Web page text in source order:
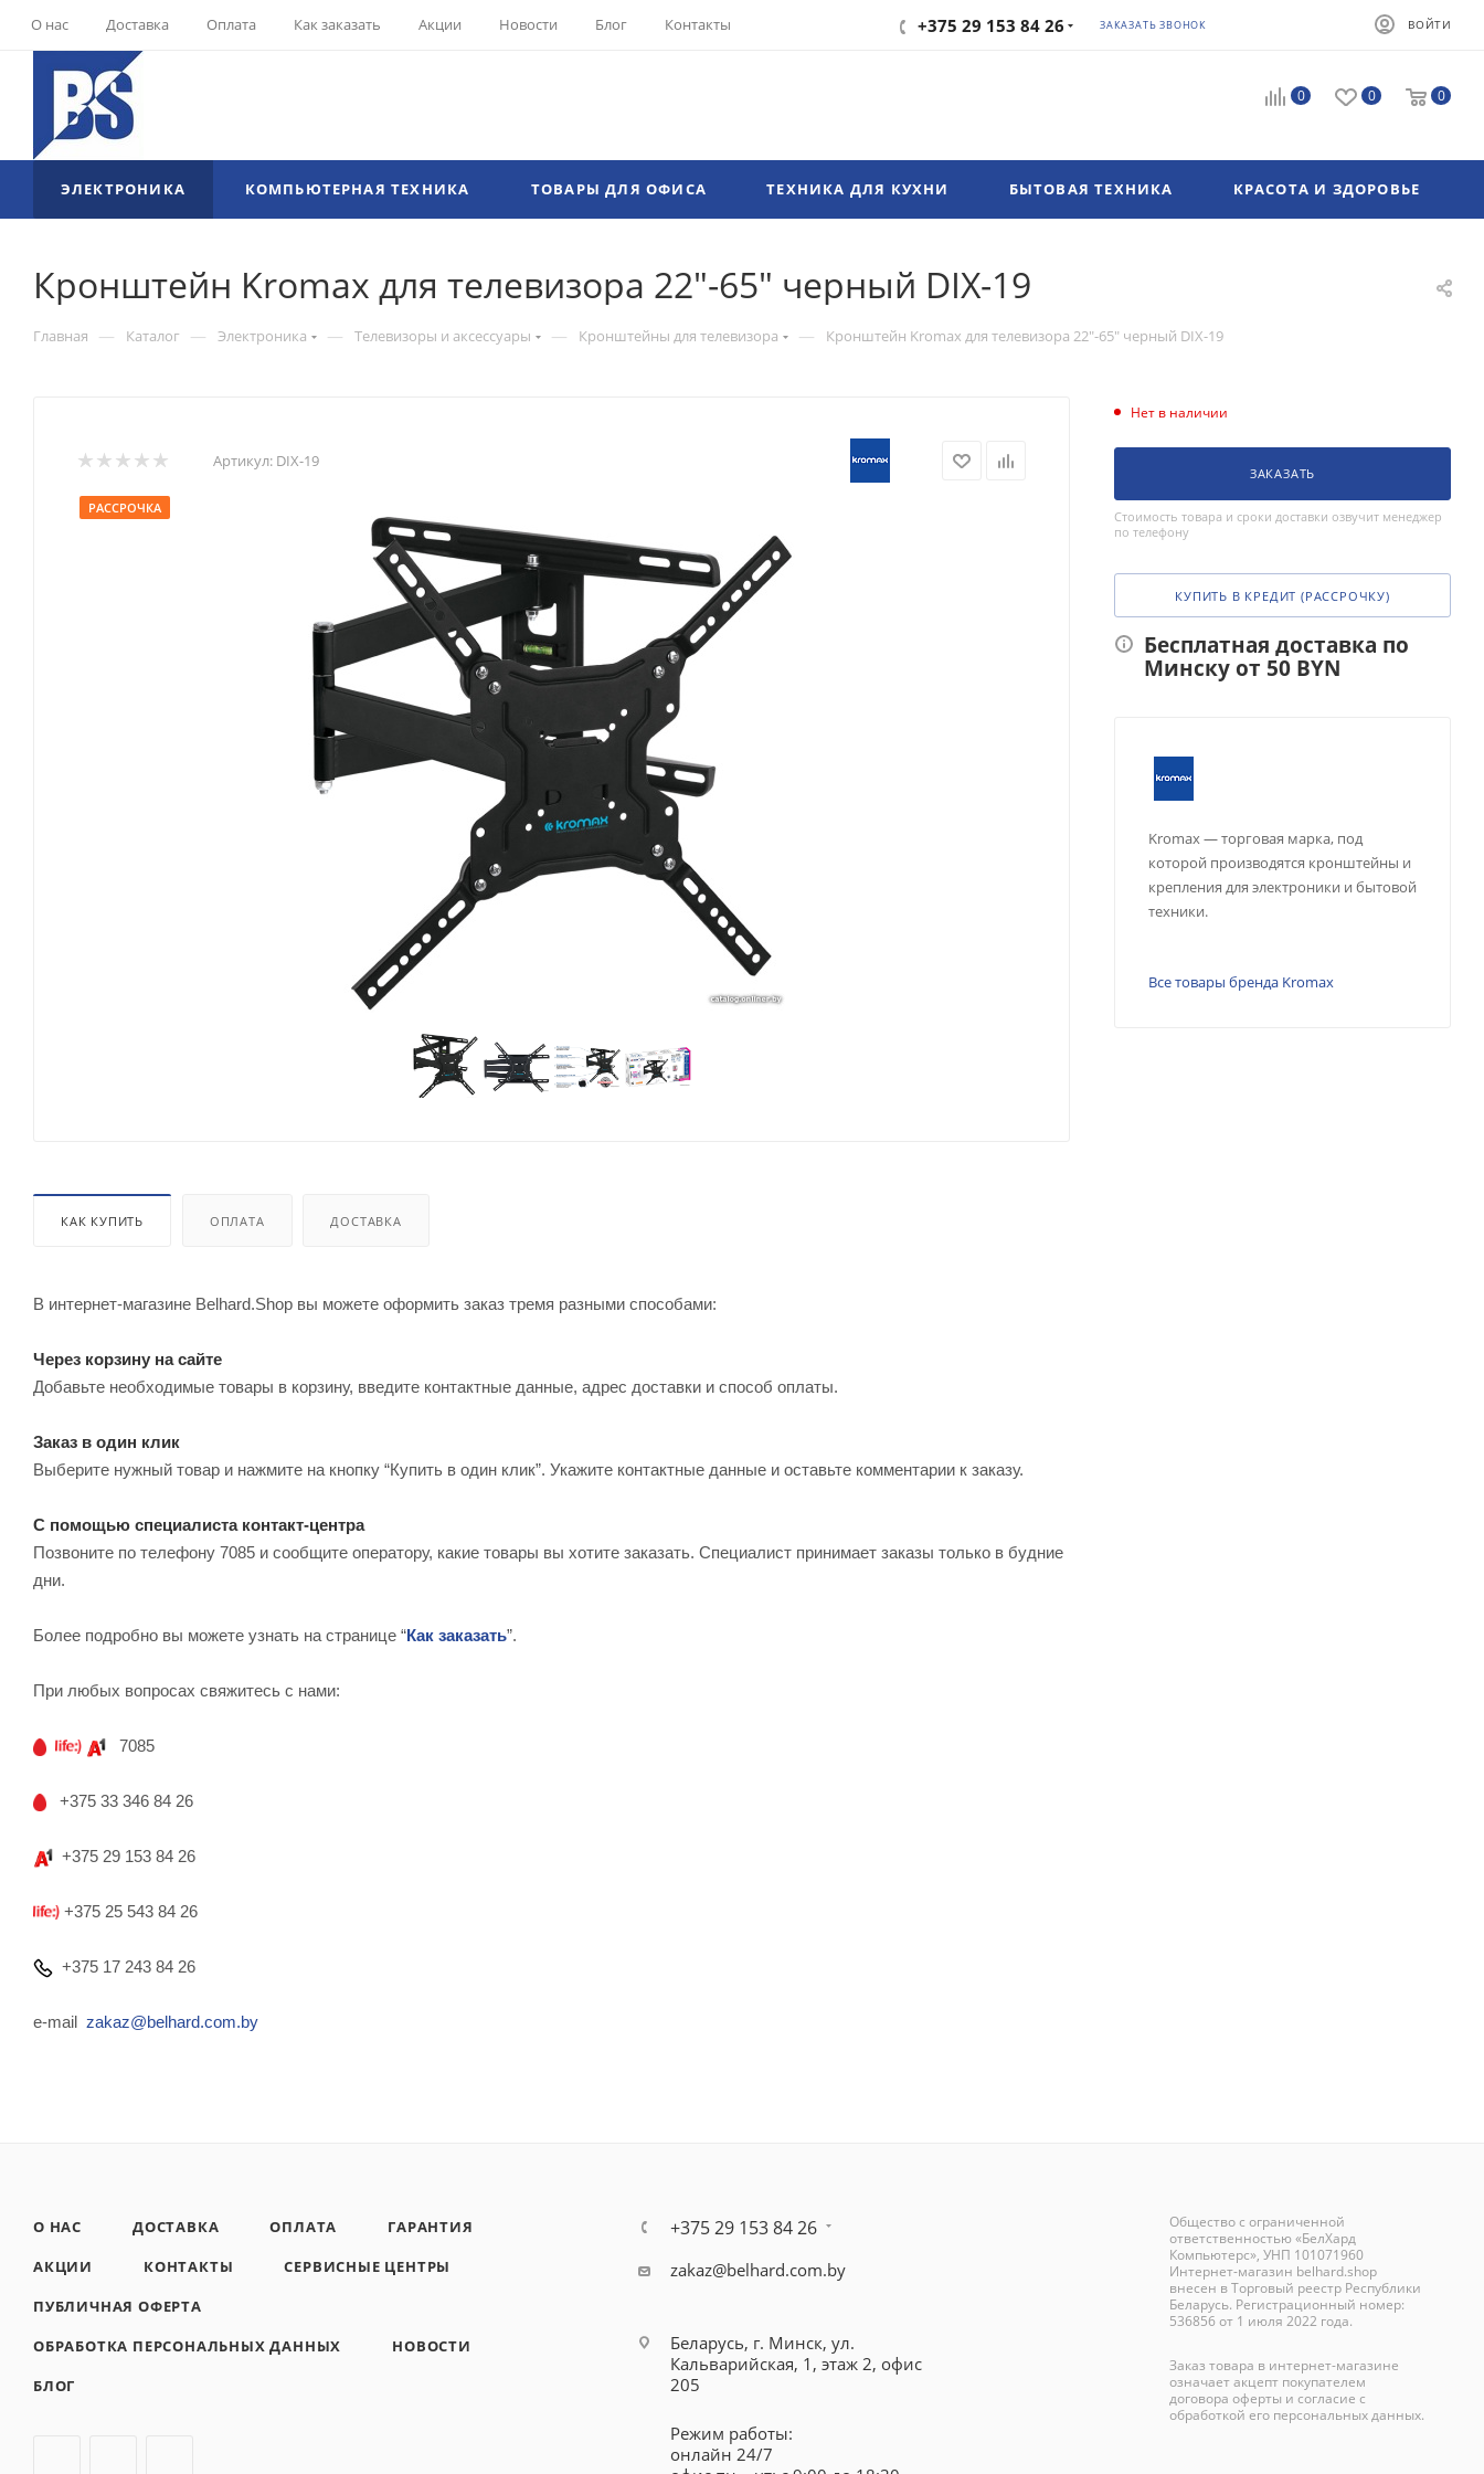
О нас Доставка Оплата Как заказать Акции Новости Блог Контакты +375 29 153 84 26 ЗАКАЗАТЬ ЗВОНОК ВОЙТИ
0 0 0
ЭЛЕКТРОНИКА КОМПЬЮТЕРНАЯ ТЕХНИКА ТОВАРЫ ДЛЯ ОФИСА ТЕХНИКА ДЛЯ КУХНИ БЫТОВАЯ ТЕХНИКА КРАСОТА И ЗДОРОВЬЕ
Кронштейн Kromax для телевизора 22"-65" черный DIX-19
Главная — Каталог — Электроника — Телевизоры и аксессуары — Кронштейны для телевизора — Кронштейн Kromax для телевизора 22"-65" черный DIX-19
Артикул: DIX-19
РАССРОЧКА
КАК КУПИТЬ ОПЛАТА ДОСТАВКА
В интернет-магазине Belhard.Shop вы можете оформить заказ тремя разными способами:
Через корзину на сайте
Добавьте необходимые товары в корзину, введите контактные данные, адрес доставки и способ оплаты.
Заказ в один клик
Выберите нужный товар и нажмите на кнопку “Купить в один клик”. Укажите контактные данные и оставьте комментарии к заказу.
С помощью специалиста контакт-центра
Позвоните по телефону 7085 и сообщите оператору, какие товары вы хотите заказать. Специалист принимает заказы только в будние
дни.
Более подробно вы можете узнать на странице “Как заказать”.
При любых вопросах свяжитесь с нами:
7085
+375 33 346 84 26
+375 29 153 84 26
+375 25 543 84 26
+375 17 243 84 26
e-mail zakaz@belhard.com.by
Нет в наличии
ЗАКАЗАТЬ
Стоимость товара и сроки доставки озвучит менеджер
по телефону
КУПИТЬ В КРЕДИТ (РАССРОЧКУ)
Бесплатная доставка по
Минску от 50 BYN
Kromax — торговая марка, под
которой производятся кронштейны и
крепления для электроники и бытовой
техники.
Все товары бренда Kromax
О НАС ДОСТАВКА ОПЛАТА
ГАРАНТИЯ
АКЦИИ
КОНТАКТЫ
СЕРВИСНЫЕ ЦЕНТРЫ
ПУБЛИЧНАЯ ОФЕРТА
ОБРАБОТКА ПЕРСОНАЛЬНЫХ ДАННЫХ
НОВОСТИ
БЛОГ
+375 29 153 84 26
zakaz@belhard.com.by
Беларусь, г. Минск, ул.
Кальварийская, 1, этаж 2, офис
205
Режим работы:
онлайн 24/7
Общество с ограниченной
ответственностью «БелХард
Компьютерс», УНП 101071960
Интернет-магазин belhard.shop
внесен в Торговый реестр Республики
Беларусь. Регистрационный номер:
536856 от 1 июля 2022 года.
Заказ товара в интернет-магазине
означает акцепт покупателем
договора оферты и согласие с
обработкой его персональных данных.